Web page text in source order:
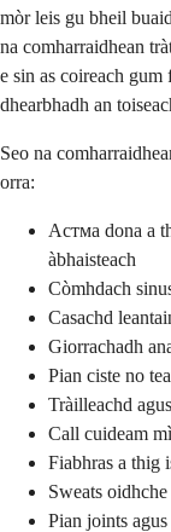
mòr leis gu bheil
na comharraidhean
e sin as coireach
dhearbhadh an
Seo na
orra:
Aстма dona a
àbhaisteach
Còmhdach
Casachd
Giorrachadh
Pian ciste no
Tràilleachd
Call cuideam
Fiabhras a thig
Sweats oidhche
Pian joints